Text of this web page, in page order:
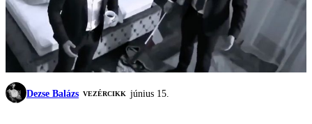
Dezse Balázs VEZÉRCIKK június 15.